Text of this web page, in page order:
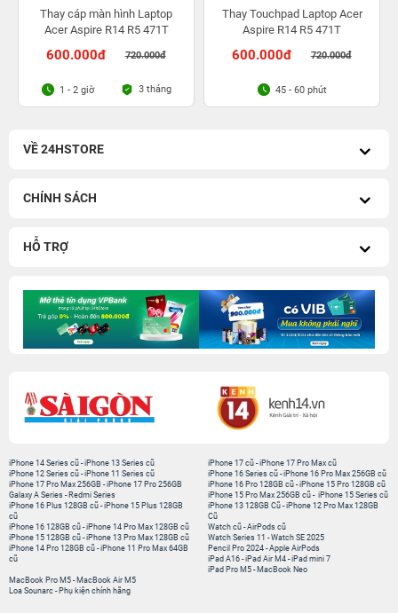
Thay cáp màn hình Laptop
Acer Aspire R14 R5 471T
600.000đ 720.000đ
1 - 2 giờ 3 tháng
Thay Touchpad Laptop Acer
Aspire R14 R5 471T
600.000đ 720.000đ
45 - 60 phút
VỀ 24HSTORE
CHÍNH SÁCH
HỖ TRỢ
iPhone 14 Series cũ -iPhone 13 Series cũ
iPhone 12 Series cũ -iPhone 11 Series cũ
iPhone 17 Pro Max 256GB -iPhone 17 Pro 256GB
Galaxy A Series - Redmi Series
iPhone 17 cũ -iPhone 17 Pro Max cũ
iPhone 16 Series cũ - iPhone 16 Pro Max 256GB cũ
iPhone 16 Pro 128GB cũ -iPhone 15 Pro 128GB cũ
iPhone 15 Pro Max 256GB cũ - iPhone 15 Series cũ
iPhone 16 Plus 128GB cũ -iPhone 15 Plus 128GB
cũ
iPhone 16 128GB cũ -iPhone 14 Pro Max 128GB cũ
iPhone 15 128GB cũ -iPhone 13 Pro Max 128GB cũ
iPhone 14 Pro 128GB cũ -iPhone 11 Pro Max 64GB
cũ
iPhone 13 128GB Cũ -iPhone 12 Pro Max 128GB
Cũ
Watch cũ -AirPods cũ
Watch Series 11 -Watch SE 2025
Pencil Pro 2024 -Apple AirPods
iPad A16 -iPad Air M4 -iPad mini 7
iPad Pro M5 - MacBook Neo
MacBook Pro M5 - MacBook Air M5
Loa Sounarc - Phụ kiện chính hãng